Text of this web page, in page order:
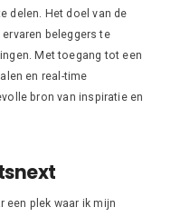
delen. Het doel van de
beleggers te
Met toegang tot een
en real-time
bron van inspiratie en
een plek waar ik mijn